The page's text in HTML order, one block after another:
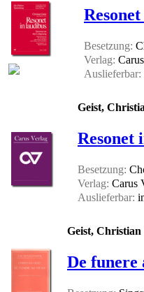
Besetzung:
Verlag:
Auslieferbar:
Geist,
Resonet
Besetzung:
Verlag: Carus
Auslieferbar:
Geist, Christian
De